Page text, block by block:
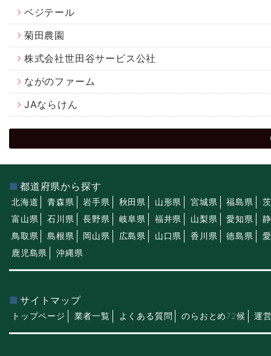
ベジテール
菊田農園
株式会社世田谷サービス公社
ながのファーム
JAならけん
都道府県から探す
北海道 青森県 岩手県 秋田県 山形県 宮城県 福島県
富山県
石川県 長野県 岐阜県 福井県 山梨県 愛知県
鳥取県
島根県 岡山県 広島県 山口県 香川県 徳島県
鹿児島県
沖縄県
サイトマップ
トップページ 業者一覧 よくある質問 のらおとめ72候 運